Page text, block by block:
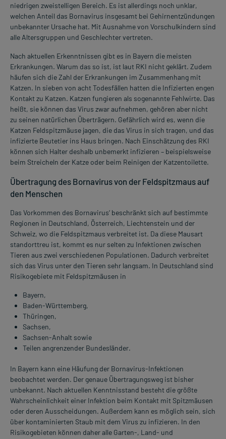
niedrigen zweistelligen Bereich. Es ist allerdings noch unklar,
welchen Anteil das Bornavirus insgesamt bei Gehirnentzündungen
unbekannter Ursache hat. Mit Ausnahme von Vorschulkindern sind
alle Altersgruppen und Geschlechter vertreten.
Nach aktuellen Erkenntnissen gibt es in Bayern die meisten
Erkrankungen. Warum das so ist, ist laut RKI nicht geklärt. Zudem
häufen sich die Zahl der Erkrankungen im Zusammenhang mit
Katzen. In sieben von acht Todesfällen hatten die Infizierten engen
Kontakt zu Katzen. Katzen fungieren als sogenannte Fehlwirte. Das
heißt, sie können das Virus zwar aufnehmen, gehören aber nicht
zu seinen natürlichen Überträgern. Gefährlich wird es, wenn die
Katzen Feldspitzmäuse jagen, die das Virus in sich tragen, und das
infizierte Beutetier ins Haus bringen. Nach Einschätzung des RKI
können sich Halter deshalb unbemerkt infizieren – beispielsweise
beim Streicheln der Katze oder beim Reinigen der Katzentoilette.
Übertragung des Bornavirus von der Feldspitzmaus auf
den Menschen
Das Vorkommen des Bornavirus‘ beschränkt sich auf bestimmte
Regionen in Deutschland, Österreich, Liechtenstein und der
Schweiz, wo die Feldspitzmaus verbreitet ist. Da diese Mausart
standorttreu ist, kommt es nur selten zu Infektionen zwischen
Tieren aus zwei verschiedenen Populationen. Dadurch verbreitet
sich das Virus unter den Tieren sehr langsam. In Deutschland sind
Risikogebiete mit Feldspitzmäusen in
Bayern,
Baden-Württemberg,
Thüringen,
Sachsen,
Sachsen-Anhalt sowie
Teilen angrenzender Bundesländer.
In Bayern kann eine Häufung der Bornavirus-Infektionen
beobachtet werden. Der genaue Übertragungsweg ist bisher
unbekannt. Nach aktuellen Kenntnisstand besteht die größte
Wahrscheinlichkeit einer Infektion beim Kontakt mit Spitzmäusen
oder deren Ausscheidungen. Außerdem kann es möglich sein, sich
über kontaminierten Staub mit dem Virus zu infizieren. In den
Risikogebieten können daher alle Garten-, Land- und